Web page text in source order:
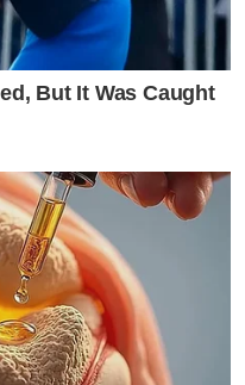
But It Was Caught